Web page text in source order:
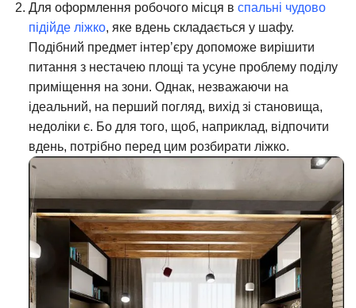
Для оформлення робочого місця в спальні чудово
підійде ліжко, яке вдень складається у шафу.
Подібний предмет інтер’єру допоможе вирішити
питання з нестачею площі та усуне проблему поділу
приміщення на зони. Однак, незважаючи на
ідеальний, на перший погляд, вихід зі становища,
недоліки є. Бо для того, щоб, наприклад, відпочити
вдень, потрібно перед цим розбирати ліжко.